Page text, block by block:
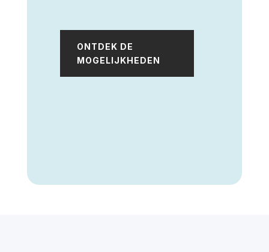
ONTDEK DE
MOGELIJKHEDEN